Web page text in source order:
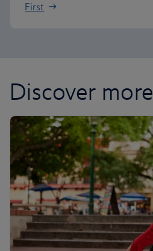
First
Discover more